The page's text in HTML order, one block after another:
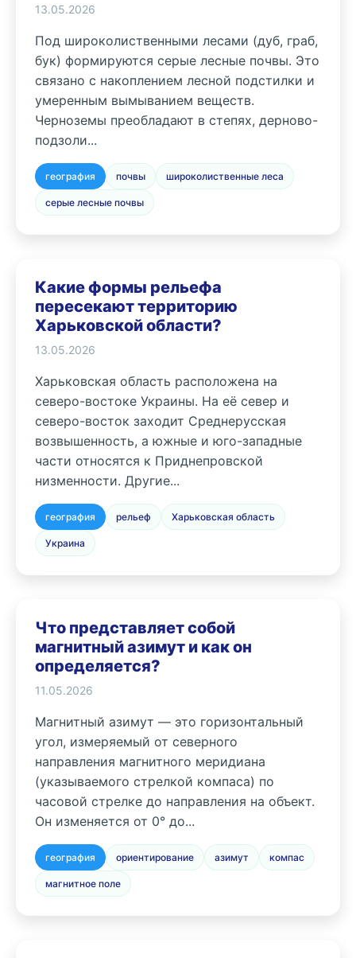
13.05.2026
Под широколиственными лесами (дуб, граб,
бук) формируются серые лесные почвы. Это
связано с накоплением лесной подстилки и
умеренным вымыванием веществ.
Черноземы преобладают в степях, дерново-
подзоли...
география почвы широколиственные леса
серые лесные почвы
Какие формы рельефа
пересекают территорию
Харьковской области?
13.05.2026
Харьковская область расположена на
северо-востоке Украины. На её север и
северо-восток заходит Среднерусская
возвышенность, а южные и юго-западные
части относятся к Приднепровской
низменности. Другие...
география рельеф Харьковская область
Украина
Что представляет собой
магнитный азимут и как он
определяется?
11.05.2026
Магнитный азимут — это горизонтальный
угол, измеряемый от северного
направления магнитного меридиана
(указываемого стрелкой компаса) по
часовой стрелке до направления на объект.
Он изменяется от 0° до...
география ориентирование азимут компас
магнитное поле